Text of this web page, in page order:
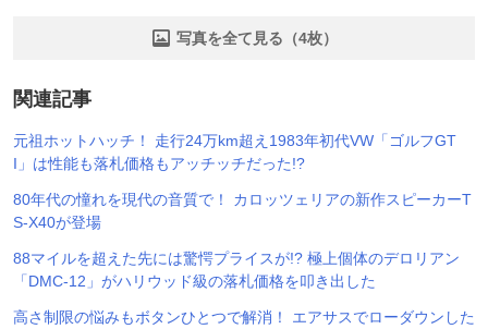
写真を全て見る（4枚）
関連記事
元祖ホットハッチ！ 走行24万km超え1983年初代VW「ゴルフGT
I」は性能も落札価格もアッチッチだった!?
80年代の憧れを現代の音質で！ カロッツェリアの新作スピーカーT
S-X40が登場
88マイルを超えた先には驚愕プライスが!? 極上個体のデロリアン
「DMC-12」がハリウッド級の落札価格を叩き出した
高さ制限の悩みもボタンひとつで解消！ エアサスでローダウンした